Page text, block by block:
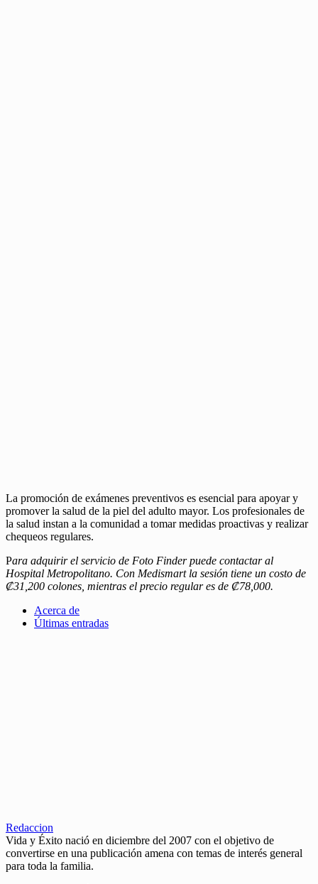
La promoción de exámenes preventivos es esencial para apoyar y
promover la salud de la piel del adulto mayor. Los profesionales de
la salud instan a la comunidad a tomar medidas proactivas y realizar
chequeos regulares.
Para adquirir el servicio de Foto Finder puede contactar al
Hospital Metropolitano. Con Medismart la sesión tiene un costo de
₡31,200 colones, mientras el precio regular es de ₡78,000.
Acerca de
Últimas entradas
Redaccion
Vida y Éxito nació en diciembre del 2007 con el objetivo de
convertirse en una publicación amena con temas de interés general
para toda la familia.